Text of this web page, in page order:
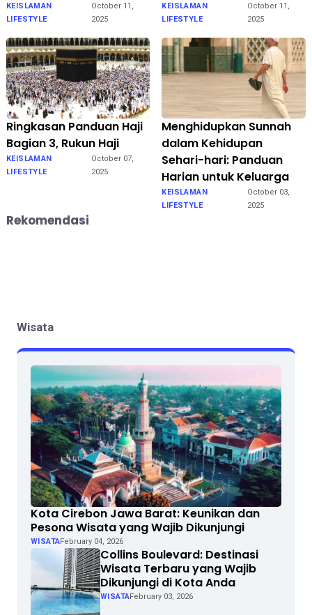
KEISLAMAN
LIFESTYLE
October 11,
2025
KEISLAMAN
LIFESTYLE
October 11,
2025
Ringkasan Panduan Haji
Bagian 3, Rukun Haji
KEISLAMAN
LIFESTYLE
October 07,
2025
Menghidupkan Sunnah
dalam Kehidupan
Sehari-hari: Panduan
Harian untuk Keluarga
KEISLAMAN
LIFESTYLE
October 03,
2025
Rekomendasi
Wisata
Kota Cirebon Jawa Barat: Keunikan dan
Pesona Wisata yang Wajib Dikunjungi
WISATAFebruary 04, 2026
Collins Boulevard: Destinasi
Wisata Terbaru yang Wajib
Dikunjungi di Kota Anda
WISATAFebruary 03, 2026